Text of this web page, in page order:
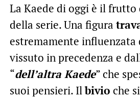
La Kaede di oggi è il
della serie. Una figura
estremamente influenzata
vissuto in precedenza e
“dell’altra Kaede” che
suoi pensieri. Ilbivio che